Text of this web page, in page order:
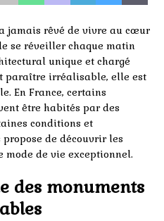
jamais rêvé de vivre au cœur
se réveiller chaque matin
unique et chargé
paraître irréalisable, elle est
En France, certains
être habités par des
conditions et
de découvrir les
mode de vie exceptionnel.
des monuments